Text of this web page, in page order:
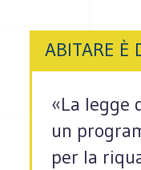
ABITARE È
«La legge
un
per la